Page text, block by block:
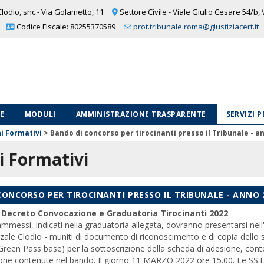
snc - Via Golametto, 11
Settore Civile - Viale Giulio Cesare 54/b,
Codice Fiscale: 80255370589
prot.tribunale.roma@giustiziacert.it
MODULI AMMINISTRAZIONE TRASPARENTE
SERVIZI
Formativi > Bando di concorso per tirocinanti presso il Tribunale -
Formativi
PER TIROCINANTI PRESSO IL TRIBUNALE - ANNO
Decreto Convocazione e Graduatoria Tirocinanti 2022
indicati nella graduatoria allegata, dovranno presentarsi
Clodio - muniti di documento di riconoscimento e di copia dello
Pass base) per la sottoscrizione della scheda di adesione,
contenute nel bando. Il giorno 11 MARZO 2022 ore 15.00. Le